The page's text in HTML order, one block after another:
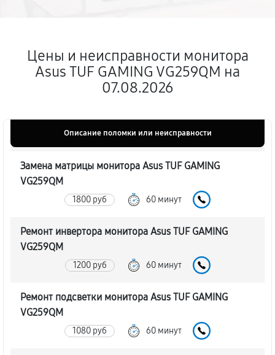
Цены и неисправности монитора
Asus TUF GAMING VG259QM на
07.08.2026
Описание поломки или неисправности
Замена матрицы монитора Asus TUF GAMING
VG259QM
1800 руб 60 минут
Ремонт инвертора монитора Asus TUF GAMING
VG259QM
1200 руб 60 минут
Ремонт подсветки монитора Asus TUF GAMING
VG259QM
1080 руб 60 минут